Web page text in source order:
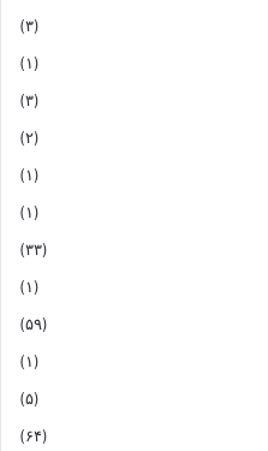
(۳)
(۱)
(۳)
(۲)
(۱)
(۱)
(۳۳)
(۱)
(۵۹)
(۱)
(۵)
(۶۴)